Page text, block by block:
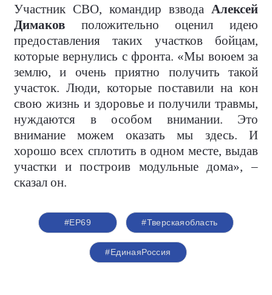
Участник СВО, командир взвода Алексей
Димаков положительно оценил идею
предоставления таких участков бойцам,
которые вернулись с фронта. «Мы воюем за
землю, и очень приятно получить такой
участок. Люди, которые поставили на кон
свою жизнь и здоровье и получили травмы,
нуждаются в особом внимании. Это
внимание можем оказать мы здесь. И
хорошо всех сплотить в одном месте, выдав
участки и построив модульные дома», –
сказал он.
#ЕР69 #Тверскаяобласть
#ЕдинаяРоссия